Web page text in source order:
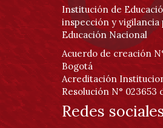
Institución de
inspección y
Educación Nacional
Acuerdo de creación
Bogotá
Acreditación
Resolución N° 023653
Redes